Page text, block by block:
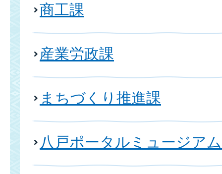
商工課
産業労政課
まちづくり推進課
八戸ポータルミュージア